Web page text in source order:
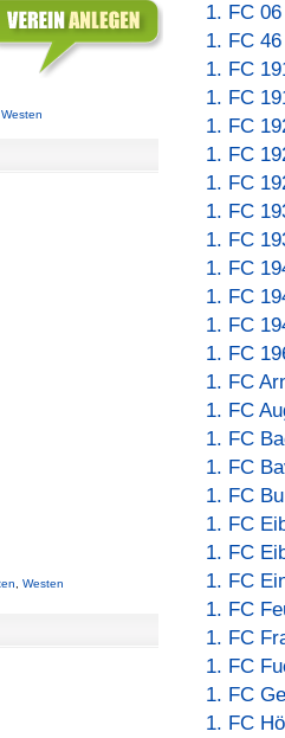
Westen
Westen
1. FC
1. FC
1. FC
1. FC
1. FC
1. FC
1. FC
1. FC
1. FC
1. FC
1. FC
1. FC
1. FC
1. FC
1. FC
1. FC
1. FC
1. FC
1. FC
1. FC
1. FC
1. FC
1. FC
1. FC
1. FC
1. FC